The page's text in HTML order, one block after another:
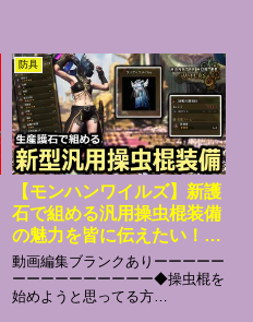
防具
【モンハンワイルズ】新護
石で組める汎用操虫棍装備
の魅力を皆に伝えたい！
【ゆっくり解説】【ワイル
ズ操虫棍】【アプデ第４
弾】
動画編集ブランクありーーーーー
ーーーーーーーーーー◆操虫棍を
始めようと思ってる方